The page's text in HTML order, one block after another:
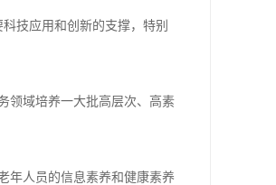
技应用和创新的支撑，特别
领域培养一大批高层次、高素
年人员的信息素养和健康素养